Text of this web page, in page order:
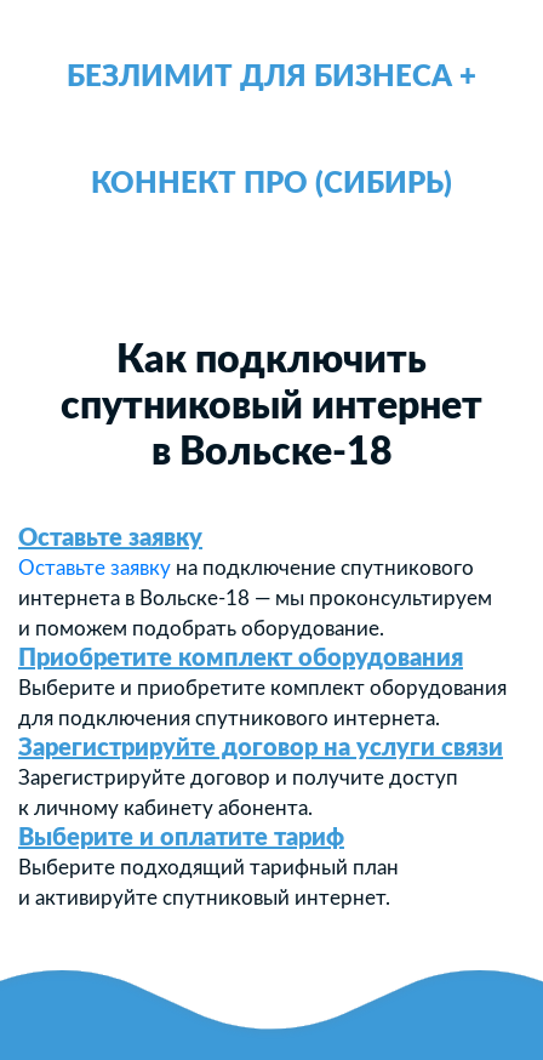
БЕЗЛИМИТ ДЛЯ БИЗНЕСА +
КОННЕКТ ПРО (СИБИРЬ)
Как подключить
спутниковый интернет
в Вольске-18
Оставьте заявку
Оставьте заявку на подключение спутникового
интернета в Вольске-18 — мы проконсультируем
и поможем подобрать оборудование.
Приобретите комплект оборудования
Выберите и приобретите комплект оборудования
для подключения спутникового интернета.
Зарегистрируйте договор на услуги связи
Зарегистрируйте договор и получите доступ
к личному кабинету абонента.
Выберите и оплатите тариф
Выберите подходящий тарифный план
и активируйте спутниковый интернет.